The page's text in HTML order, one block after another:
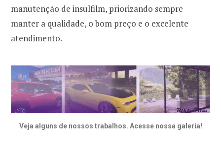
manutenção de insulfilm, priorizando sempre
manter a qualidade, o bom preço e o excelente
atendimento.
Veja alguns de nossos trabalhos. Acesse nossa galeria!